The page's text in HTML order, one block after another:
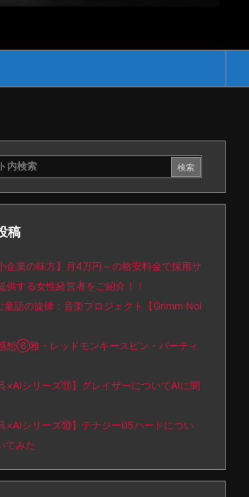
稿
企業の味方】月4万円～の格安料金で採用サ
供する女性経営者をご紹介！！
童話の旋律：音楽プロジェクト【Grimm Noi
想⑥雅・レッドモンキースピン・バーティ
×AIシリーズ⑪】グレイザーについてAIに聞
×AIシリーズ⑩】テナジー05ハードについ
てみた